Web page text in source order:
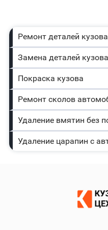
Ремонт деталей кузова
Замена деталей кузова
Покраска кузова
Ремонт сколов
Удаление вмятин без
Удаление царапин с